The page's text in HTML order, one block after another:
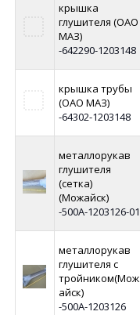
крышка
глушителя (ОАО
МАЗ)
-642290-1203148
крышка трубы
(ОАО МАЗ)
-64302-1203148
металлорукав
глушителя
(сетка)
(Можайск)
-500А-1203126-01
металлорукав
глушителя с
тройником(Мож
айск)
-500А-1203126